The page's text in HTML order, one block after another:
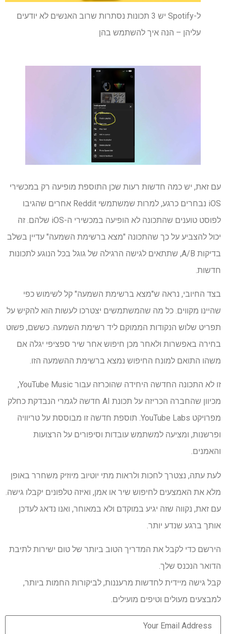
ל-Spotify יש 3 תכונות נסתרות שרוב האנשים לא יודעים
עליהן – הנה איך להשתמש בהן
עם זאת, יש כמה חדשות רעות שכן התוספת מופיעה רק במכשירי
iOS נבחרים כרגע, למרות שמשתמשי Reddit אחרים שהגיבו
לפוסט טוענים שהתכונה לא הופיעה במכשירי ה-iOS שלהם. זה
יכול להצביע על כך שהתכונה "מצא ברשימת השמעה" עדיין בשלב
בדיקות A/B, שתתאים לגישה הרגילה של גוגל בכל הנוגע לתכונות
חדשות.
בצד החיובי, נראה ש"מצא ברשימת השמעה" קל לשימוש כפי
שהיינו מקווים. כל מה שהמשתמשים יצטרכו לעשות הוא להקיש על
תפריט שלוש הנקודות הממוקם ליד רשימת השמעה. כששם, פשוט
בחירה באפשרות ולאחר מכן חיפוש אחר שיר ספציפי יגלה אם
משהו התואם למונח החיפוש נמצא ברשימת ההשמעה הזו.
זו לא התכונה החדשה היחידה שהוכרזה עבור YouTube Music,
מכיוון שהחברה הכריזה על תכונת AI חדשה לגמרי הנבדקת כחלק
מפרויקט YouTube Labs. תוספת חדשה זו מבוססת על טריוויה
ופרשנות, ומציעה למשתמש עובדות וסיפורים על הרצועות
והאמנים.
לעת עתה, נצטרך לחכות ולראות מתי יוטיוב מיוזיק משחרר באופן
מלא את האמצעים לחיפוש שיר או אמן, ואיזה טלפונים יקבלו גישה.
עם זאת, נקווה שזה יגיע במוקדם ולא במאוחר, ואנו נדאג לעדכן
אותך ברגע שנדע יותר.
הירשם כדי לקבל את המדריך הטוב ביותר של טום ישירות לתיבת
הדואר הנכנס שלך.
קבל גישה מיידית לחדשות מרעננות, לביקורות החמות ביותר,
למבצעים מעולים וטיפים מועילים.